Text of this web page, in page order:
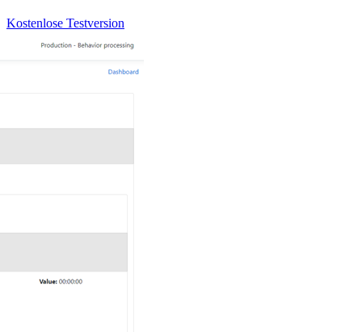
Kostenlose Testversion